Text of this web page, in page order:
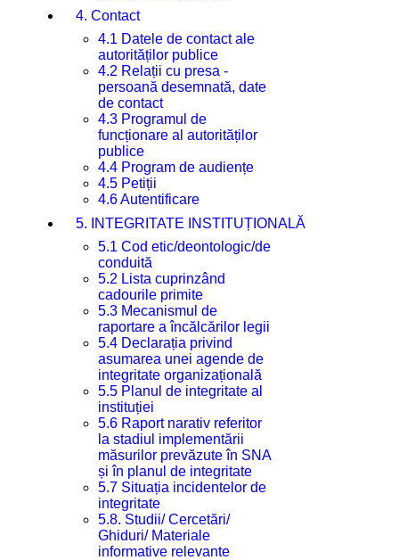
4. Contact
4.1 Datele de contact ale
autorităților publice
4.2 Relații cu presa -
persoană desemnată, date
de contact
4.3 Programul de
funcționare al autorităților
publice
4.4 Program de audiențe
4.5 Petiții
4.6 Autentificare
5. INTEGRITATE INSTITUȚIONALĂ
5.1 Cod etic/deontologic/de
conduită
5.2 Lista cuprinzând
cadourile primite
5.3 Mecanismul de
raportare a încălcărilor legii
5.4 Declarația privind
asumarea unei agende de
integritate organizațională
5.5 Planul de integritate al
instituției
5.6 Raport narativ referitor
la stadiul implementării
măsurilor prevăzute în SNA
și în planul de integritate
5.7 Situația incidentelor de
integritate
5.8. Studii/ Cercetări/
Ghiduri/ Materiale
informative relevante